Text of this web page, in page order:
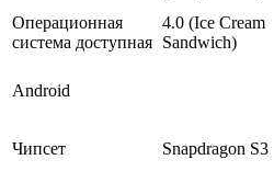
Операционная
система доступная
4.0 (Ice Cream
Sandwich)
Android
Чипсет
Snapdragon S3